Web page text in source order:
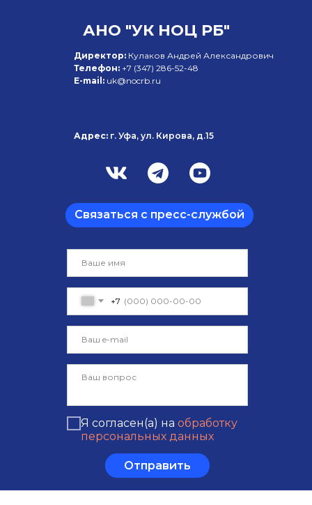
+7
Я согласен(а) на обработку
персональных данных
Отправить
АНО "УК НОЦ РБ"
Директор: Кулаков Андрей Александрович
Телефон: +7 (347) 286-52-48
E-mail: uk@nocrb.ru
Адрес: г. Уфа, ул. Кирова, д.15
Связаться с пресс-службой